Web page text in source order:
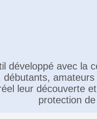
développé avec la
leur découverte
protection